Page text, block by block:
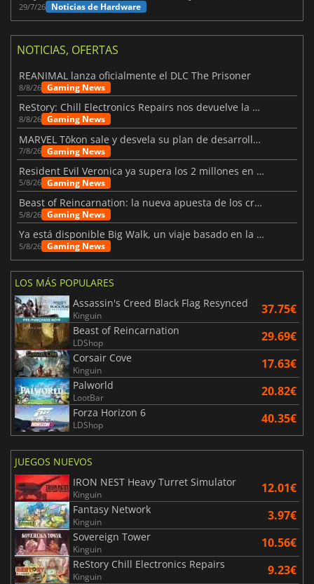
29/7/26 Noticias de Hardware
NOTICIAS, OFERTAS
REANIMAL lanza oficialmente el DLC The Prisoner
8/8/26 Gaming News
ReStory: Chill Electronics Repairs nos devuelve la nostalgia de los 2000
8/8/26 Gaming News
MARVEL Tōkon sale y desvela su plan de desarrollo para el primer año
7/8/26 Gaming News
Resident Evil Veronica ya supera los 2 millones en listas de deseados
5/8/26 Gaming News
Beast of Reincarnation: la nueva apuesta de los creadores de Pokémon
5/8/26 Gaming News
Ya está disponible Big Walk, un viaje basado en la amistad
5/8/26 Gaming News
LOS MÁS POPULARES
Assassin's Creed Black Flag Resynced
Kinguin 37.75€
Beast of Reincarnation
LDShop 29.69€
Corsair Cove
Kinguin 17.63€
Palworld
LootBar 20.82€
Forza Horizon 6
LDShop 40.35€
JUEGOS NUEVOS
IRON NEST Heavy Turret Simulator
Kinguin 12.01€
Fantasy Network
Kinguin 3.97€
Sovereign Tower
Kinguin 10.56€
ReStory Chill Electronics Repairs
Kinguin 9.23€